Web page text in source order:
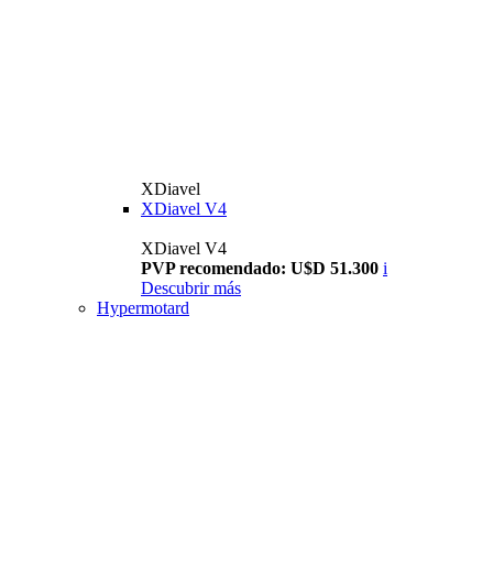
XDiavel
XDiavel V4
XDiavel V4
PVP recomendado: U$D 51.300 i
Descubrir más
Hypermotard